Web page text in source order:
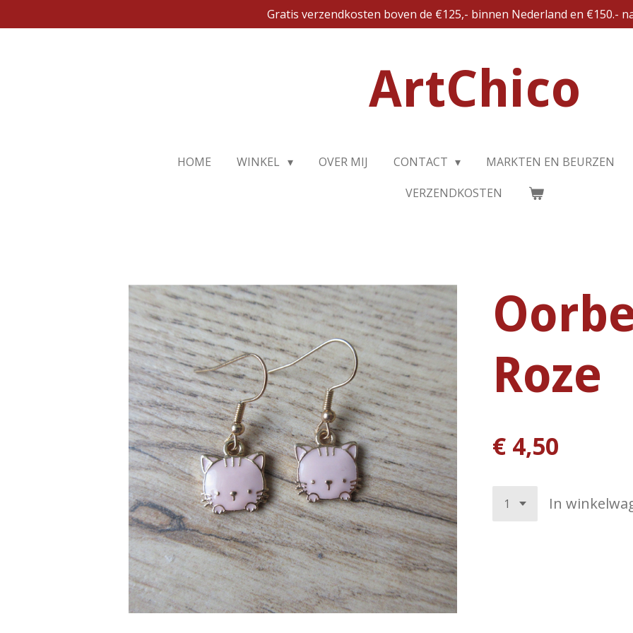
direct
Gratis verzendkosten boven de €125,- binnen Nederland en €150.-
ArtChico
HOME WINKEL OVER MIJ CONTACT
MARKTEN EN BEURZEN
VERZENDKOSTEN
Roze
€ 4,50
In